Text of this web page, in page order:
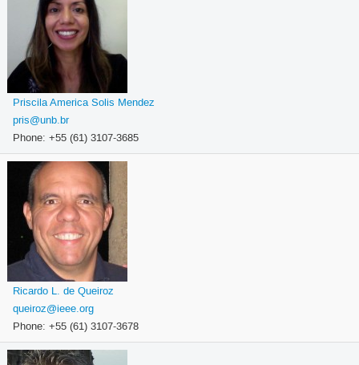
Priscila America Solis Mendez
pris@unb.br
Phone: +55 (61) 3107-3685
Ricardo L. de Queiroz
queiroz@ieee.org
Phone: +55 (61) 3107-3678